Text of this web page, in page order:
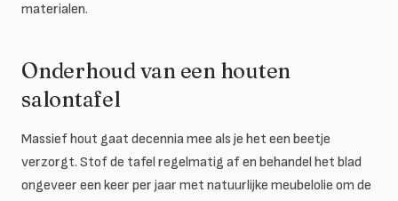
materialen.
Onderhoud van een houten
salontafel
Massief hout gaat decennia mee als je het een beetje
verzorgt. Stof de tafel regelmatig af en behandel het blad
ongeveer een keer per jaar met natuurlijke meubelolie om de